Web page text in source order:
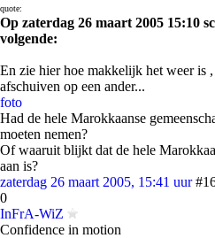
quote:
Op zaterdag 26 maart 2005 15:10
volgende:
En zie hier hoe makkelijk het weer is
afschuiven op een ander...
foto
Had de hele Marokkaanse
moeten nemen?
Of waaruit blijkt dat de hele
aan is?
zaterdag 26 maart 2005, 15:41 uur
0
InFrA-WiZ
Confidence in motion